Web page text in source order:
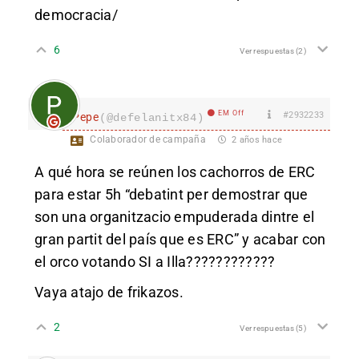
democracia/
6 Ver respuestas(2)
Pepe(@defelanitx84) EM Off #2932233
Colaborador de campaña 2 años hace
A qué hora se reúnen los cachorros de ERC
para estar 5h “debatint per demostrar que
son una organitzacio empuderada dintre el
gran partit del país que es ERC” y acabar con
el orco votando SI a Illa????????????
Vaya atajo de frikazos.
2 Ver respuestas(5)